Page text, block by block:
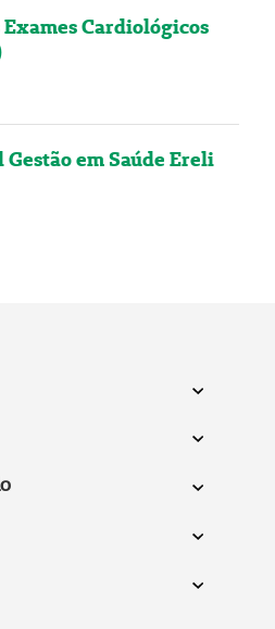
Cardiológicos
em Saúde Ereli